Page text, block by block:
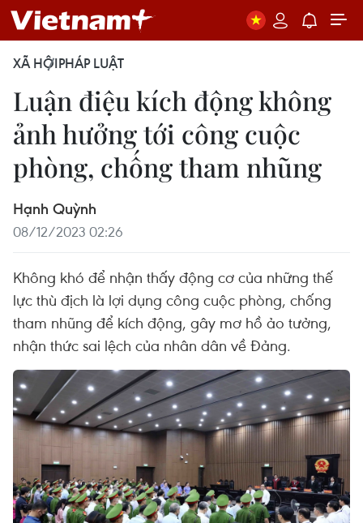
XÃ HỘIPHÁP LUẬT
Luận điệu kích động không
ảnh hưởng tới công cuộc
phòng, chống tham nhũng
Hạnh Quỳnh
08/12/2023 02:26
Không khó để nhận thấy động cơ của những thế
lực thù địch là lợi dụng công cuộc phòng, chống
tham nhũng để kích động, gây mơ hồ ảo tưởng,
nhận thức sai lệch của nhân dân về Đảng.